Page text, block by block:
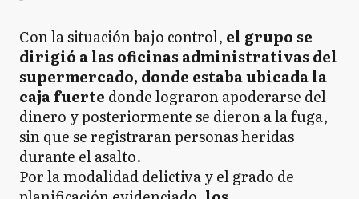
Con la situación bajo control, el grupo se
dirigió a las oficinas administrativas del
supermercado, donde estaba ubicada la
caja fuerte donde lograron apoderarse del
dinero y posteriormente se dieron a la fuga,
sin que se registraran personas heridas
durante el asalto.
Por la modalidad delictiva y el grado de